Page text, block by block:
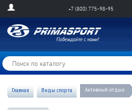
+7 (800) 775-98-95
Главная Виды спорта Активный отдых